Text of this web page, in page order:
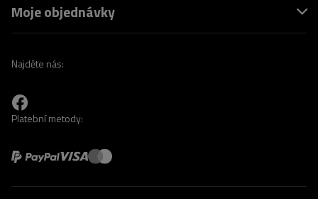
Moje objednávky
Najděte nás:
Platební metody: